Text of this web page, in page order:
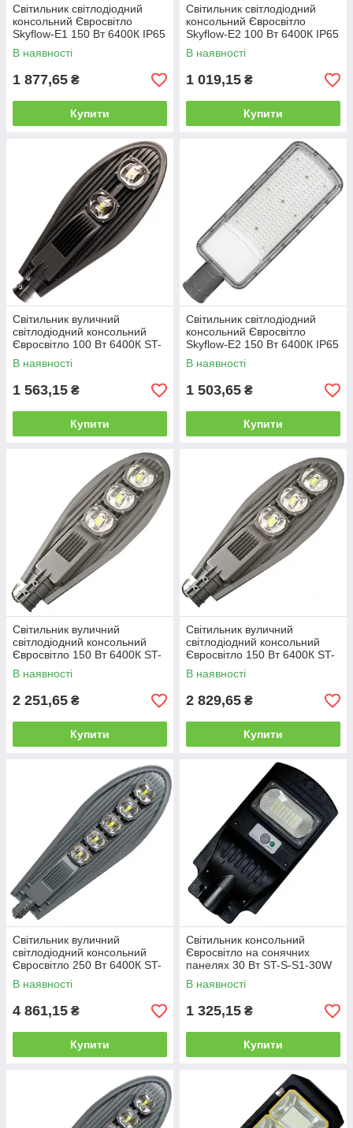
Світильник світлодіодний
консольний Євросвітло
Skyflow-E1 150 Вт 6400К IP65
15000 Лм
В наявності
1 877,65 ₴
Купити
Світильник світлодіодний
консольний Євросвітло
Skyflow-E2 100 Вт 6400К IP65
11000 Лм
В наявності
1 019,15 ₴
Купити
Світильник вуличний
світлодіодний консольний
Євросвітло 100 Вт 6400К ST-
100-08 IP65 9000 Лм
В наявності
1 563,15 ₴
Купити
Світильник світлодіодний
консольний Євросвітло
Skyflow-E2 150 Вт 6400К IP65
16500 Лм
В наявності
1 503,65 ₴
Купити
Світильник вуличний
світлодіодний консольний
Євросвітло 150 Вт 6400К ST-
150-08 IP65 13500 Лм
В наявності
2 251,65 ₴
Купити
Світильник вуличний
світлодіодний консольний
Євросвітло 150 Вт 6400К ST-
150-07 IP65 15000 Лм
В наявності
2 829,65 ₴
Купити
Світильник вуличний
світлодіодний консольний
Євросвітло 250 Вт 6400К ST-
250-08 IP65 22500 Лм
В наявності
4 861,15 ₴
Купити
Світильник консольний
Євросвітло на сонячних
панелях 30 Вт ST-S-S1-30W
400 Лм
В наявності
1 325,15 ₴
Купити